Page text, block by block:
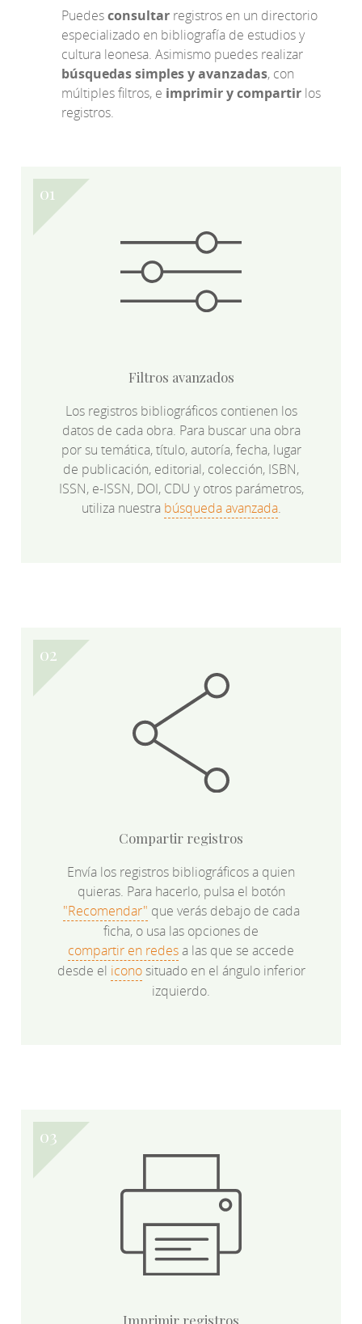
Puedesconsultar registros en un directorio
especializado en bibliografía de estudios y
cultura leonesa. Asimismo puedes realizar
búsquedas simples y avanzadas, con
múltiples filtros, e imprimir y compartir los
registros.
Filtros avanzados
Los registros bibliográficos contienen los
datos de cada obra. Para buscar una obra
por su temática, título, autoría, fecha, lugar
de publicación, editorial, colección, ISBN,
ISSN, e-ISSN, DOI, CDU y otros parámetros,
utiliza nuestra búsqueda avanzada.
Compartir registros
Envía los registros bibliográficos a quien
quieras. Para hacerlo, pulsa el botón
"Recomendar" que verás debajo de cada
ficha, o usa las opciones de
compartir en redesa las que se accede
desde el iconosituado en el ángulo inferior
izquierdo.
Imprimir registros